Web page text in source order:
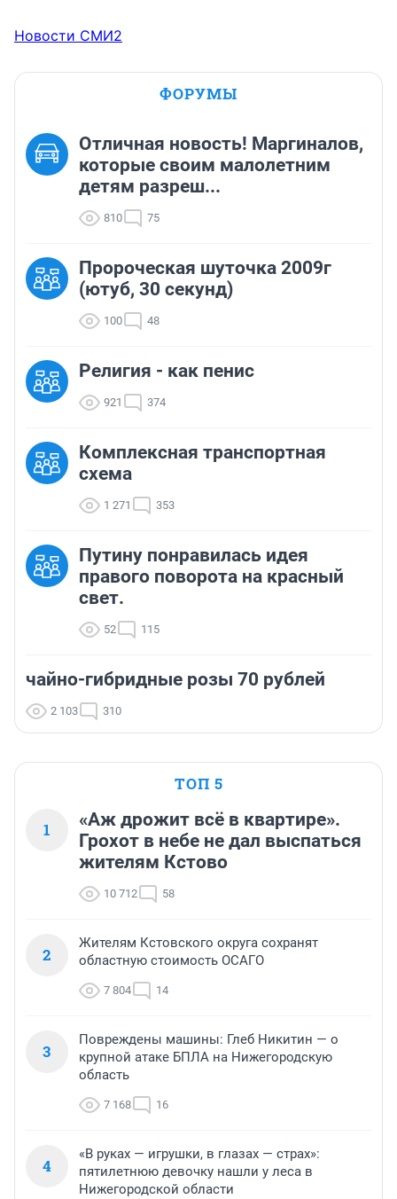
Новости СМИ2
ФОРУМЫ
Отличная новость! Маргиналов,
которые своим малолетним
детям разреш...
810 75
Пророческая шуточка 2009г
(ютуб, 30 секунд)
100 48
Религия - как пенис
921 374
Комплексная транспортная
схема
1 271 353
Путину понравилась идея
правого поворота на красный
свет.
52 115
чайно-гибридные розы 70 рублей
2 103 310
ТОП 5
1
«Аж дрожит всё в квартире».
Грохот в небе не дал выспаться
жителям Кстово
10 712 58
2
Жителям Кстовского округа сохранят
областную стоимость ОСАГО
7 804 14
3
Повреждены машины: Глеб Никитин — о
крупной атаке БПЛА на Нижегородскую
область
7 168 16
4
«В руках — игрушки, в глазах — страх»:
пятилетнюю девочку нашли у леса в
Нижегородской области